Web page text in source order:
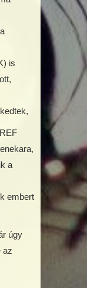
is
a
embert
úgy
az